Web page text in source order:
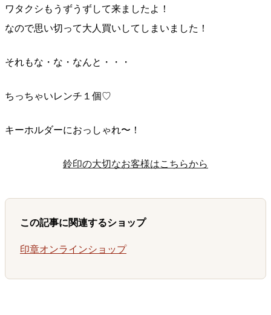
ワタクシもうずうずして来ましたよ！
なので思い切って大人買いしてしまいました！
それもな・な・なんと・・・
ちっちゃいレンチ１個♡
キーホルダーにおっしゃれ〜！
鈴印の大切なお客様はこちらから
この記事に関連するショップ
印章オンラインショップ